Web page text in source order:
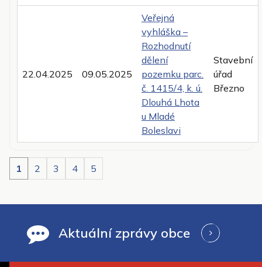
22.04.2025 09.05.2025
Veřejná
vyhláška –
Rozhodnutí
dělení
pozemku parc.
č. 1415/4, k. ú.
Dlouhá Lhota
u Mladé
Boleslavi
Stavební
úřad
Březno
1 2 3 4 5
Aktuální zprávy obce